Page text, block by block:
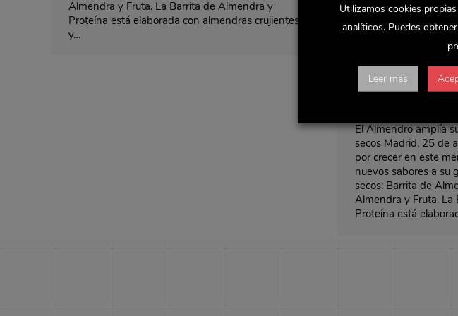
Almendra y Fruta. La Barrita de Almendra y
Proteína está elaborada con almendras crujientes
y…
barritas de
El Almendro amplía
secos Madrid, 25 de
por crecer en este
nuevos sabores a su
secos: Barrita de
Almendra y Fruta.
Proteína está
Utilizamos cookies
analíticos. Puedes
Leer más